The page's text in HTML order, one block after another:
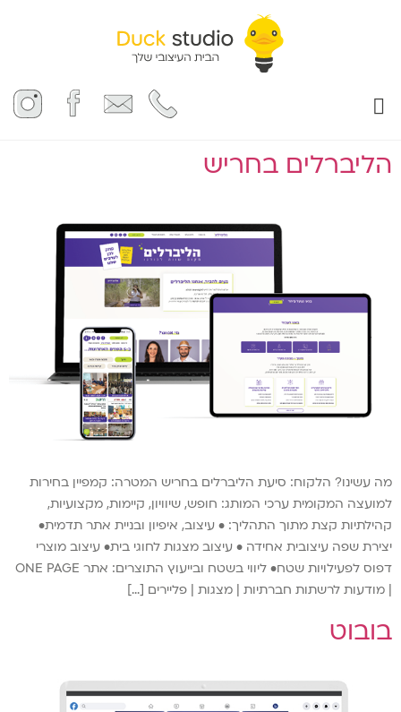
הליברלים בחריש
מה עשינו? הלקוח: סיעת הליברלים בחריש המטרה: קמפיין בחירות
למועצה המקומית ערכי המותג: חופש, שיוויון, קיימות, מקצועיות,
קהילתיות קצת מתוך התהליך: • עיצוב, איפיון ובניית אתר תדמית•
יצירת שפה עיצובית אחידה • עיצוב מצגות לחוגי בית• עיצוב מוצרי
דפוס לפעילויות שטח• ליווי בשטח ובייעוץ התוצרים: אתר ONE PAGE
| מודעות לרשתות חברתיות | מצגות | פליירים […]
בובוט